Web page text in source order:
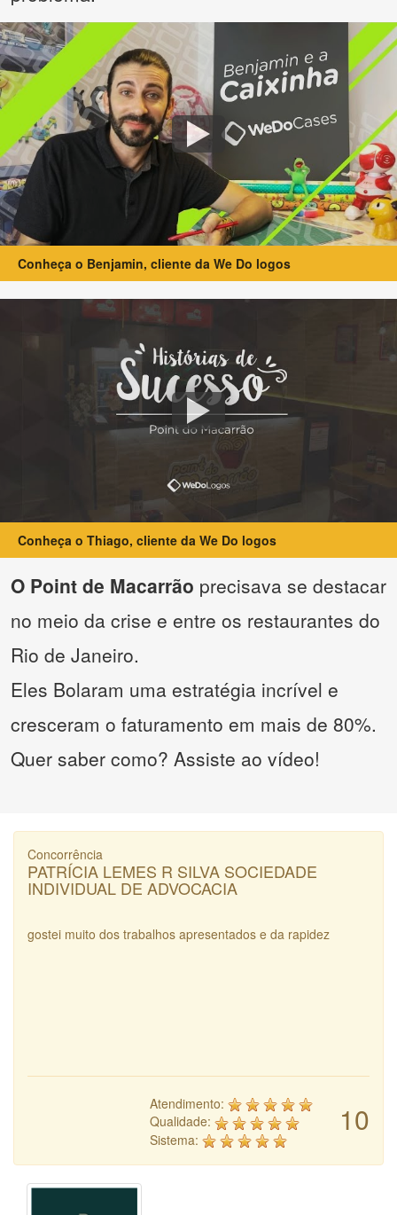
Conheça o Benjamin, cliente da We Do logos
Conheça o Thiago, cliente da We Do logos
O Point de Macarrão precisava se destacar
no meio da crise e entre os restaurantes do
Rio de Janeiro.
Eles Bolaram uma estratégia incrível e
cresceram o faturamento em mais de 80%.
Quer saber como? Assiste ao vídeo!
Concorrência
PATRÍCIA LEMES R SILVA SOCIEDADE
INDIVIDUAL DE ADVOCACIA
gostei muito dos trabalhos apresentados e da rapidez
10
Atendimento:
Qualidade:
Sistema: